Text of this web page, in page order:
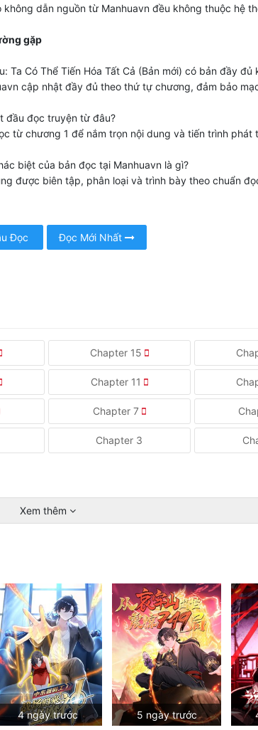
không dẫn nguồn từ Manhuavn đều không thuộc hệ
gặp
Ta Có Thể Tiến Hóa Tất Cả (Bản mới) có bản đầy đủ
cập nhật đầy đủ theo thứ tự chương, đảm bảo
đầu đọc truyện từ đâu?
từ chương 1 để nắm trọn nội dung và tiến trình phát
biệt của bản đọc tại Manhuavn là gì?
được biên tập, phân loại và trình bày theo chuẩn
Đọc Đọc Mới Nhất
Chapter 15
Chapter 11
Chapter 7
Chapter 3
Xem thêm
4 ngày trước
5 ngày trước